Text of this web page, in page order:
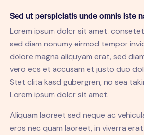
Sed ut perspiciatis unde omnis iste
Lorem ipsum dolor sit amet,
sed diam nonumy eirmod tempor
dolore magna aliquyam erat, sed
vero eos et accusam et justo duo
Stet clita kasd gubergren, no sea
Lorem ipsum dolor sit amet.
Aliquam laoreet sed neque ac
eros nec quam laoreet, in viverra